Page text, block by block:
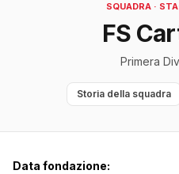
SQUADRA ·
FS
Primera
Storia della squadra
Data fondazione: